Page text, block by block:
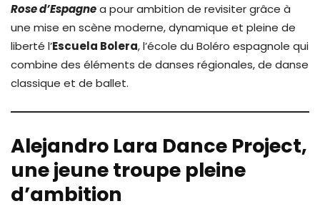
Rose d’Espagnea pour ambition de revisiter grâce à
une mise en scène moderne, dynamique et pleine de
liberté l’Escuela Bolera, l’école du Boléro espagnole qui
combine des éléments de danses régionales, de danse
classique et de ballet.
Alejandro Lara Dance Project,
une jeune troupe pleine
d’ambition